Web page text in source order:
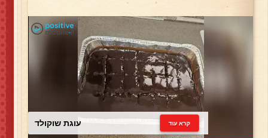
עוגת שוקולד קרא עוד